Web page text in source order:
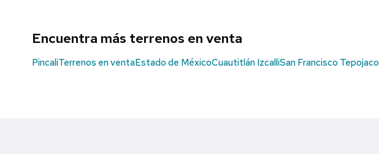
Encuentra más terrenos en venta
PincaliTerrenos en ventaEstado de MéxicoCuautitlán IzcalliSan Francisco Tepojaco